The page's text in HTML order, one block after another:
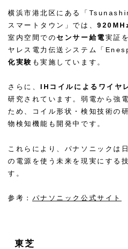
横浜市港北区にある「
スマートタウン」では、
室内空間でのセンサー給電実証
ヤレス電力伝送システム「
化実験 も実施しています。
さらに、 IHコイルによるワイヤ
研究されています。弱電から強
ため、コイル形状・検知技術の
物検知機能も開発中です。
これらにより、パナソニックは
の電源を使う未来を現実にする
す。
参考： パナソニック公式サイト
東芝